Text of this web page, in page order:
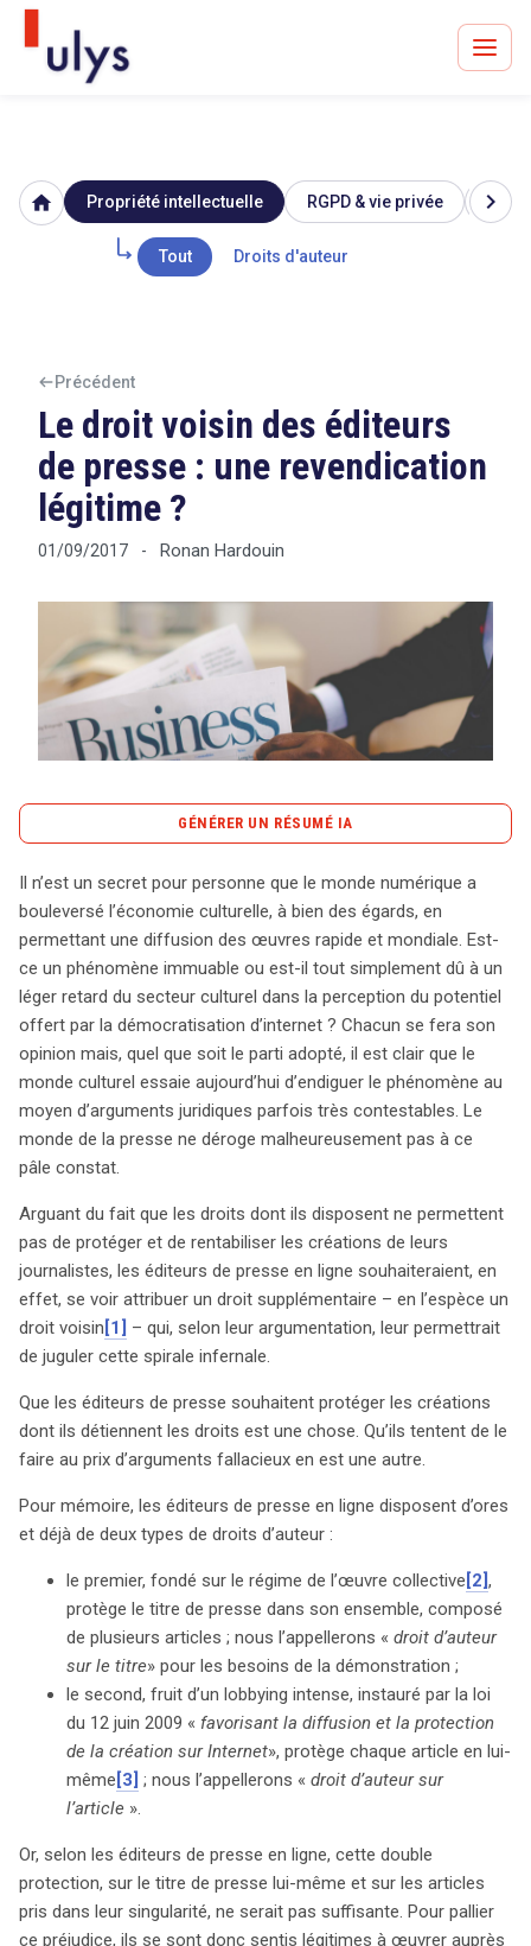
Avocats à Paris & Bruxelles
Leader en droit de l'innovation depuis 30 ans
Tout sur le droit de l'innovation
Rechercher
CONTACT
home Propriété intellectuelle RGPD & vie privée
Tout Droits d'auteur
chevron_right
Précédent
Le droit voisin des éditeurs
de presse : une revendication
légitime ?
01/09/2017 - Ronan Hardouin
GÉNÉRER UN RÉSUMÉ IA
La révolution numérique a indéniablement transformé
l’économie culturelle, offrant une diffusion globale des
œuvres. Toutefois, les éditeurs de presse en ligne,
confrontés à ce bouleversement, réclament un « droit
voisin » pour mieux protéger leurs articles contre les
exploitations non autorisées. Actuellement, ils disposent
déjà de deux types de droits d’auteur : l’un sur le titre de
presse et l’autre sur chaque article individuellement.
Pourtant, ils estiment que cette protection est
insuffisante, notamment en raison de la durée limitée de
pourtant, soulèvent des interrogations. Le droit voisin ne
semble pas apporter de réelles solutions face aux abus,
étant donné que les exploitations non autorisées sont
souvent réalisées par des intermédiaires techniques,
protégés par un régime de responsabilité spécifique.
Ainsi, brandir un droit de propriété intellectuelle, qu’il soit
voisin ou non, ne garantit pas une meilleure protection
contre ces pratiques. De plus, l’octroi d’un droit voisin
pourrait seulement prolonger le monopole des éditeurs
communication. L’expérience belge avec Google illustre
les dangers d’une telle revendication : des audiences de
des accords qui privilégiaient l’accès à l’information. En
somme, si la lutte pour la protection des créations est
légitime, les appels à un droit voisin soulèvent plus de
questions qu’ils n’apportent de solutions.
Il n’est un secret pour personne que le monde numérique a
bouleversé l’économie culturelle, à bien des égards, en
permettant une diffusion des œuvres rapide et mondiale. Est-
ce un phénomène immuable ou est-il tout simplement dû à un
léger retard du secteur culturel dans la perception du potentiel
offert par la démocratisation d’internet ? Chacun se fera son
opinion mais, quel que soit le parti adopté, il est clair que le
monde culturel essaie aujourd’hui d’endiguer le phénomène au
moyen d’arguments juridiques parfois très contestables. Le
monde de la presse ne déroge malheureusement pas à ce
pâle constat.
Arguant du fait que les droits dont ils disposent ne permettent
pas de protéger et de rentabiliser les créations de leurs
journalistes, les éditeurs de presse en ligne souhaiteraient, en
effet, se voir attribuer un droit supplémentaire – en l’espèce un
droit voisin [1] – qui, selon leur argumentation, leur permettrait
de juguler cette spirale infernale.
Que les éditeurs de presse souhaitent protéger les créations
dont ils détiennent les droits est une chose. Qu’ils tentent de le
faire au prix d’arguments fallacieux en est une autre.
Pour mémoire, les éditeurs de presse en ligne disposent d’ores
et déjà de deux types de droits d’auteur :
le premier, fondé sur le régime de l’œuvre collective [2],
protège le titre de presse dans son ensemble, composé
de plusieurs articles ; nous l’appellerons « droit d’auteur
sur le titre» pour les besoins de la démonstration ;
le second, fruit d’un lobbying intense, instauré par la loi
du 12 juin 2009 « favorisant la diffusion et la protection
de la création sur Internet», protège chaque article en lui-
même [3] ; nous l’appellerons « droit d’auteur sur
l’article ».
Or, selon les éditeurs de presse en ligne, cette double
protection, sur le titre de presse lui-même et sur les articles
pris dans leur singularité, ne serait pas suffisante. Pour pallier
ce préjudice, ils se sont donc sentis légitimes à œuvrer auprès